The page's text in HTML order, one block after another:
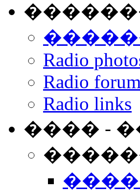
Radio
Radio forum
Radio links
���� -